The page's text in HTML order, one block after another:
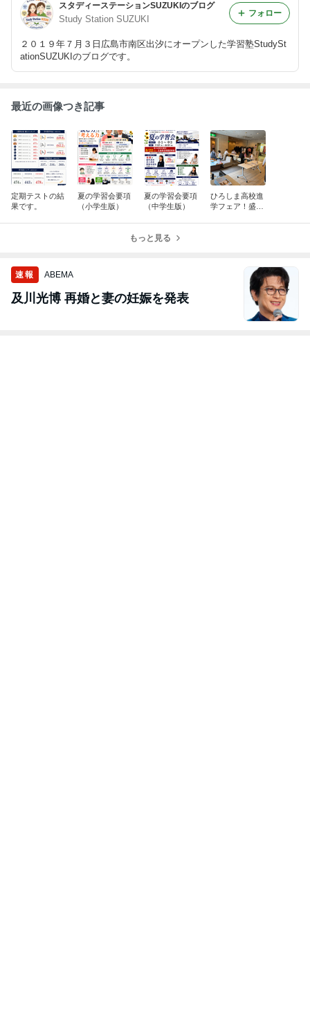
スタディーステーションSUZUKIのブログ
Study Station SUZUKI
２０１９年７月３日広島市南区出汐にオープンした学習塾StudySt
ationSUZUKIのブログです。
フォロー
最近の画像つき記事
定期テストの結
果です。
夏の学習会要項
（小学生版）
夏の学習会要項
（中学生版）
ひろしま高校進
学フェア！盛況
もっと見る
速報 ABEMA
及川光博 再婚と妻の妊娠を発表